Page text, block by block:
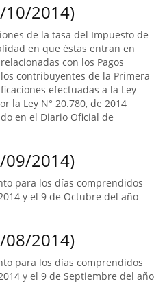
10/2014)
de la tasa del Impuesto de
en que éstas entran en
con los Pagos
contribuyentes de la Primera
efectuadas a la Ley
la Ley N° 20.780, de 2014
en el Diario Oficial de
09/2014)
para los días comprendidos
y el 9 de Octubre del año
08/2014)
para los días comprendidos
y el 9 de Septiembre del año